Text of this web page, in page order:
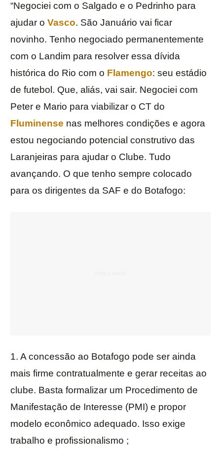
“Negociei com o Salgado e o Pedrinho para
ajudar o Vasco. São Januário vai ficar
novinho. Tenho negociado permanentemente
com o Landim para resolver essa dívida
histórica do Rio com o Flamengo: seu estádio
de futebol. Que, aliás, vai sair. Negociei com
Peter e Mario para viabilizar o CT do
Fluminense nas melhores condições e agora
estou negociando potencial construtivo das
Laranjeiras para ajudar o Clube. Tudo
avançando. O que tenho sempre colocado
para os dirigentes da SAF e do Botafogo:
1. A concessão ao Botafogo pode ser ainda
mais firme contratualmente e gerar receitas ao
clube. Basta formalizar um Procedimento de
Manifestação de Interesse (PMI) e propor
modelo econômico adequado. Isso exige
trabalho e profissionalismo ;